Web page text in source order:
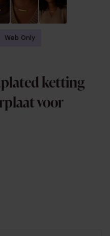
Web Only
ketting
voor